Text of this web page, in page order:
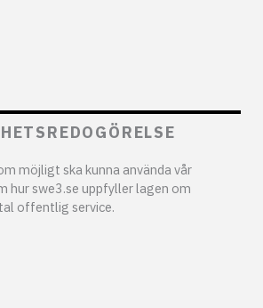
möjligt ska kunna använda vår
hur swe3.se uppfyller lagen om
offentlig service.